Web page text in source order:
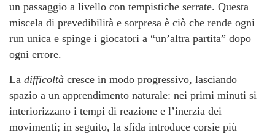
un passaggio a livello con tempistiche serrate. Questa
miscela di prevedibilità e sorpresa è ciò che rende ogni
run unica e spinge i giocatori a “un’altra partita” dopo
ogni errore.
La difficoltà cresce in modo progressivo, lasciando
spazio a un apprendimento naturale: nei primi minuti si
interiorizzano i tempi di reazione e l’inerzia dei
movimenti; in seguito, la sfida introduce corsie più